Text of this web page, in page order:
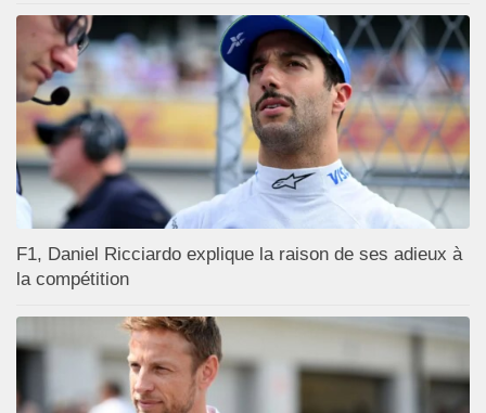
F1, Daniel Ricciardo explique la raison de ses adieux à
la compétition